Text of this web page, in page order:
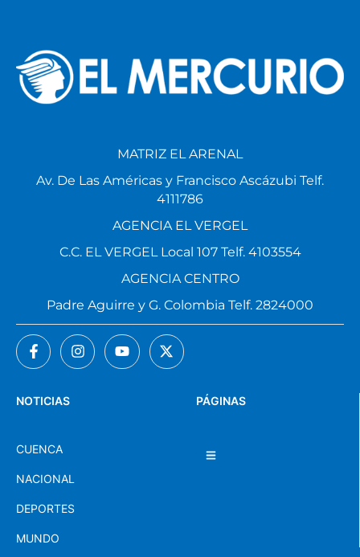
PÁGINAS
NOTICIAS
CUENCA
NACIONAL
DEPORTES
MUNDO
MATRIZ EL ARENAL
Av. De Las Américas y Francisco Ascázubi Telf.
4111786
AGENCIA EL VERGEL
C.C. EL VERGEL Local 107 Telf. 4103554
AGENCIA CENTRO
Padre Aguirre y G. Colombia Telf. 2824000